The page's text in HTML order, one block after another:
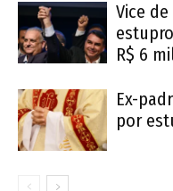
Vice
R$ 6
Ex-
por